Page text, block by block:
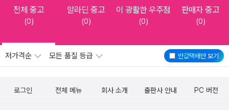
전체 중고
(0)
알라딘 중고
(0)
이 광활한 우주점
(0)
판매자 중고
(0)
반값택배만 보기
저가격순 모든 품질 등급
로그인 전체 메뉴 회사 소개 출판사 안내 PC 버전